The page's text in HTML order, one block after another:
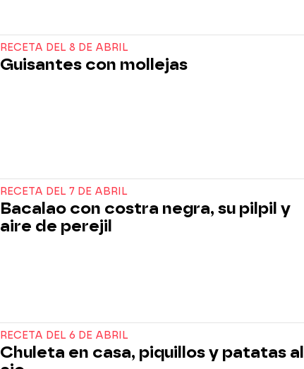
RECETA DEL 8 DE ABRIL
Guisantes con mollejas
RECETA DEL 7 DE ABRIL
Bacalao con costra negra, su pilpil y
aire de perejil
RECETA DEL 6 DE ABRIL
Chuleta en casa, piquillos y patatas al